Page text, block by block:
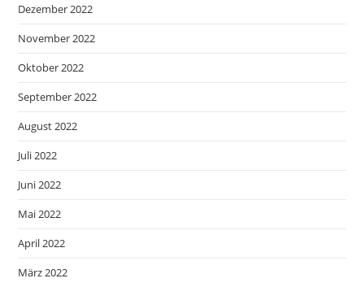
Dezember 2022
November 2022
Oktober 2022
September 2022
August 2022
Juli 2022
Juni 2022
Mai 2022
April 2022
März 2022